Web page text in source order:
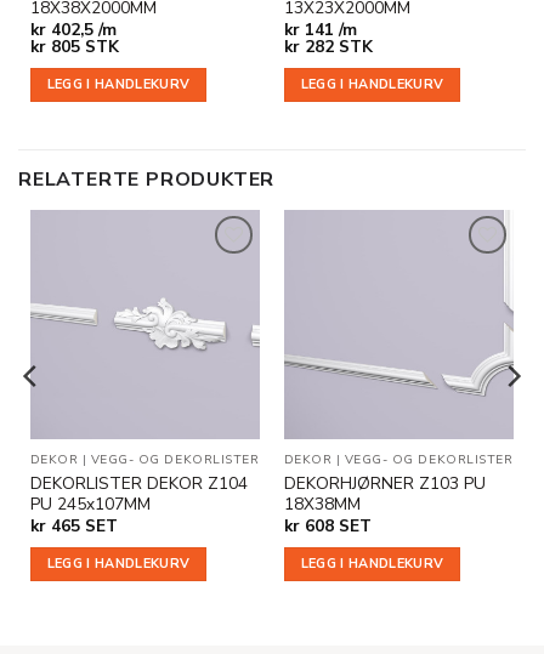
18X38X2000MM
kr402,5 /m
kr805 STK
LEGG I HANDLEKURV
13X23X2000MM
kr141 /m
kr282 STK
LEGG I HANDLEKURV
RELATERTE PRODUKTER
ønskeliste
DEKOR | VEGG- OG DEKORLISTER
DEKORLISTER DEKOR Z104
PU 245x107MM
kr465 SET
LEGG I HANDLEKURV
DEKOR | VEGG- OG DEKORLISTER
DEKORHJØRNER Z103 PU
18X38MM
kr608 SET
LEGG I HANDLEKURV
DEKORLISTER